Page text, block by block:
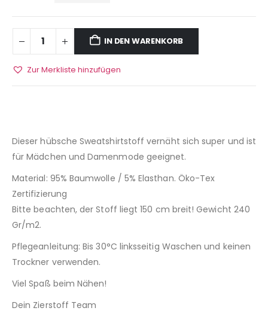
IN DEN WARENKORB
Zur Merkliste hinzufügen
Dieser hübsche Sweatshirtstoff vernäht sich super und ist
für Mädchen und Damenmode geeignet.
Material: 95% Baumwolle / 5% Elasthan. Öko-Tex
Zertifizierung
Bitte beachten, der Stoff liegt 150 cm breit! Gewicht 240
Gr/m2.
Pflegeanleitung: Bis 30°C linksseitig Waschen und keinen
Trockner verwenden.
Viel Spaß beim Nähen!
Dein Zierstoff Team